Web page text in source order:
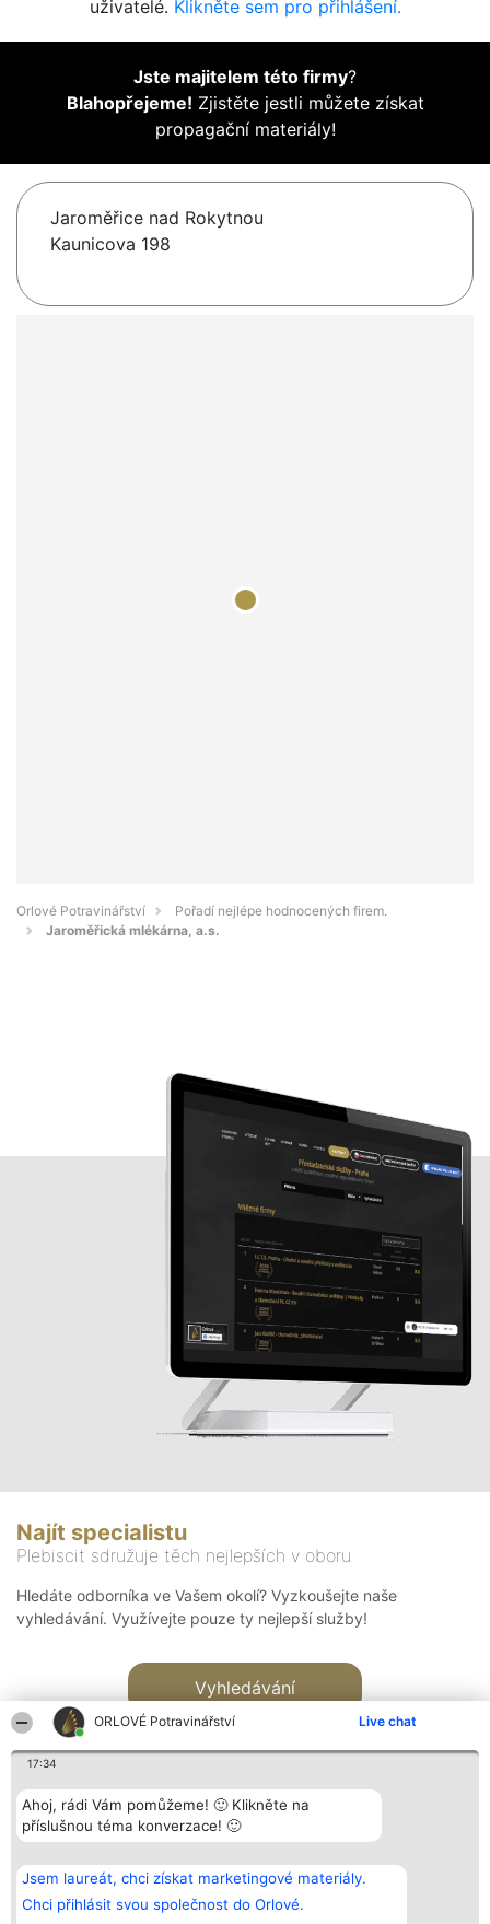
ORLOVÉ Potravinářství Live chat
17:34
Ahoj, rádi Vám pomůžeme! 🙂 Klikněte na
příslušnou téma konverzace! 🙂
Jsem laureát, chci získat marketingové materiály.
Chci přihlásit svou společnost do Orlové.
uživatelé. Klikněte sem pro přihlášení.
Jste majitelem této firmy?
Blahopřejeme! Zjistěte jestli můžete získat
propagační materiály!
Jaroměřice nad Rokytnou
Kaunicova 198
Orlové Potravinářství
Pořadí nejlépe hodnocených firem.
Jaroměřická mlékárna, a.s.
Najít specialistu
Plebiscit sdružuje těch nejlepších v oboru
Hledáte odborníka ve Vašem okolí? Vyzkoušejte naše
vyhledávání. Využívejte pouze ty nejlepší služby!
Vyhledávání
Bright Side Solutions sp. z o.
o. sp. k.
ul. Ruska 22
Wrocław 50-079
Vítězové
Seznam všech
laureátů
Zásady
Kontakt